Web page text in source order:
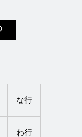
な行
わ行